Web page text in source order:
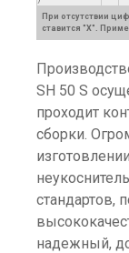
При отсутствии
ставится "X".
SH 50 S
проходит
сборки.
стандартов,
надежный,